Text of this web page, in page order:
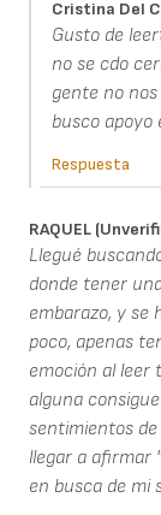
Cristina Del
Gusto de
no se cdo
gente no
busco apoyo
Respuesta
RAQUEL
Llegué
donde tener
embarazo, y se
poco, apenas
emoción al leer
alguna
sentimientos
llegar a afirmar
en busca de mi